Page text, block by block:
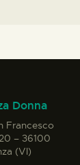
Donna
Francesco
– 36100
(VI)